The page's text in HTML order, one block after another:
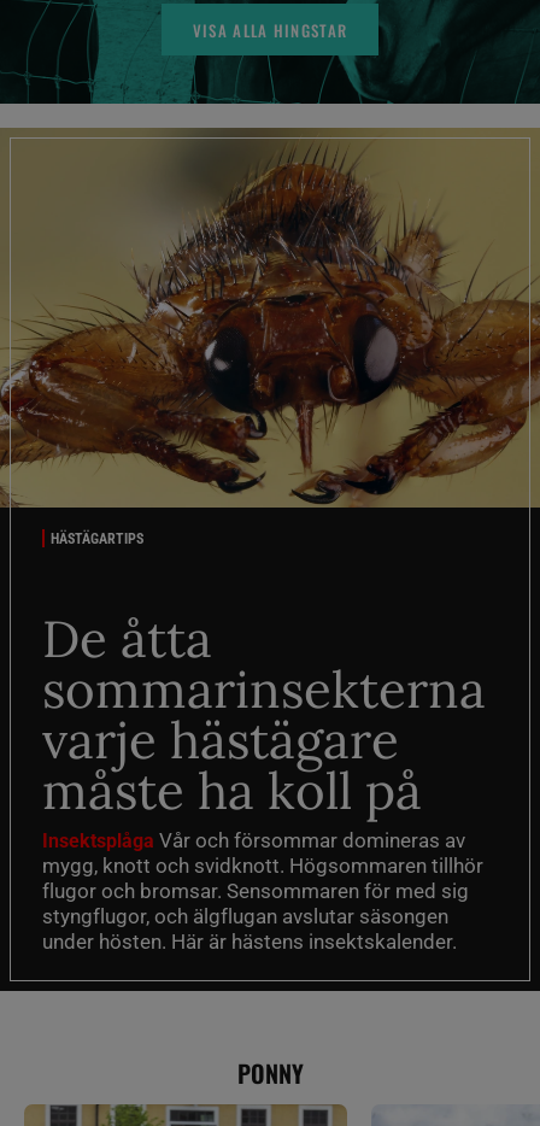
VISA ALLA HINGSTAR
HÄSTÄGARTIPS
De åtta
sommarinsekterna
varje hästägare
måste ha koll på
Insektsplåga Vår och försommar domineras av
mygg, knott och svidknott. Högsommaren tillhör
flugor och bromsar. Sensommaren för med sig
styngflugor, och älgflugan avslutar säsongen
under hösten. Här är hästens insektskalender.
PONNY